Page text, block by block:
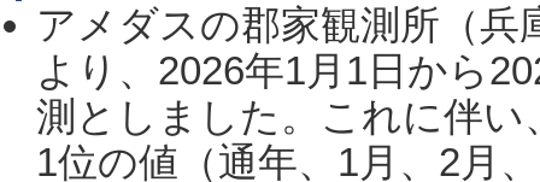
アメダスの郡家観測所（
より、2026年1月1日から
測としました。これに伴い
1位の値（通年、1月、2月